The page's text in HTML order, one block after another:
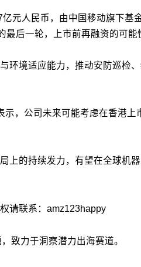
元人民币，由中国移动旗下
后一轮，上市前再融资的可能
环境适应能力，推动安防巡
，公司未来可能考虑在香港
的持续发力，有望在全球机
请联系：amz123happy
致力于洞察潜力出海赛道。